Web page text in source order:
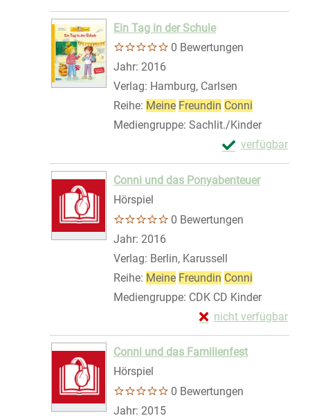
Zum Download
Ein Tag in der Schule
0 Bewertungen
Suche nach diesem Verfasser
Jahr: 2016
Verlag: Hamburg, Carlsen
Reihe: Meine Freundin Conni
Mediengruppe: Sachlit./Kinder
verfügbar
Exemplar-
Zum Download
Conni und das Ponyabenteuer
Hörspiel
0 Bewertungen
Suche nach diesem Verfasser
Jahr: 2016
Verlag: Berlin, Karussell
Reihe: Meine Freundin Conni
Mediengruppe: CDK CD Kinder
nicht verfügbar
Exemplar-Details
Zum Download von
Conni und das Familienfest
Hörspiel
0 Bewertungen
Suche nach diesem Verfasser
Jahr: 2015